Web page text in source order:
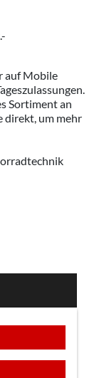
auf Mobile
Sortiment an
direkt, um mehr